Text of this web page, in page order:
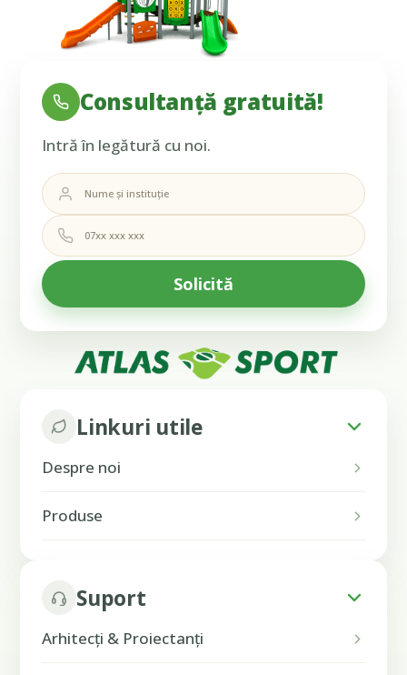
Linkuri utile
Despre noi
Produse
Suport
Arhitecți & Proiectanți
Consultanță gratuită!
Intră în legătură cu noi.